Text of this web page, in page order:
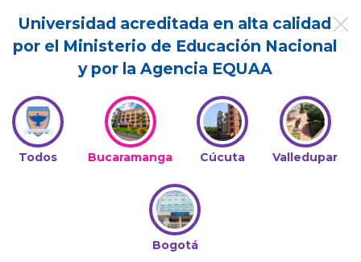
Universidad acreditada en alta calidad
por el Ministerio de Educación Nacional
y por la Agencia EQUAA
Todos Bucaramanga Cúcuta Valledupar
Bogotá